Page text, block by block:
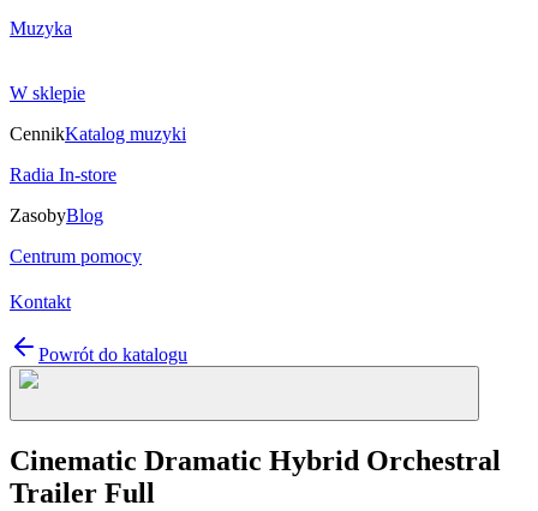
Muzyka
W sklepie
CennikKatalog muzyki
Radia In-store
ZasobyBlog
Centrum pomocy
Kontakt
Powrót do katalogu
Cinematic Dramatic Hybrid Orchestral
Trailer Full